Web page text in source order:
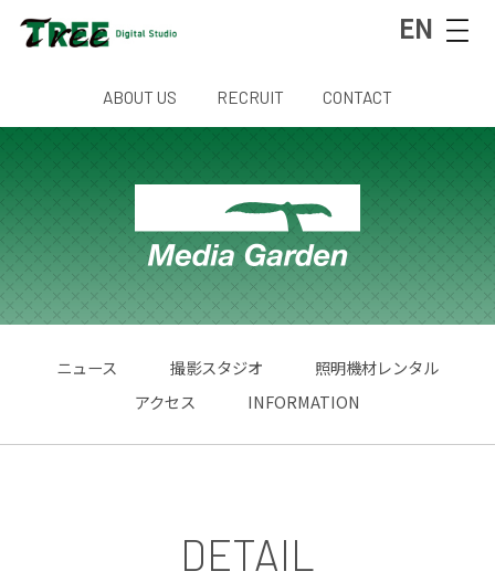
EN
ABOUT US RECRUIT CONTACT
ニュース 撮影スタジオ
照明機材レンタル
アクセス
INFORMATION
DETAIL